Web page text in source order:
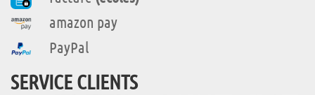
amazon pay
PayPal
SERVICE CLIENTS